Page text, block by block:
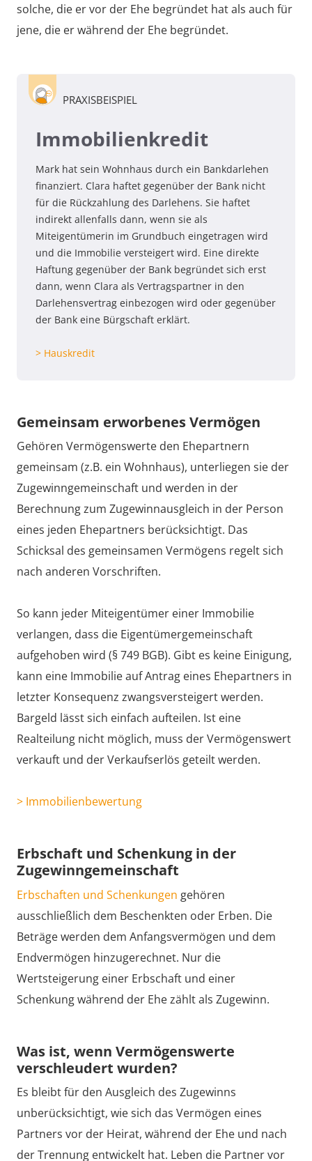
solche, die er vor der Ehe begründet hat als auch für
jene, die er während der Ehe begründet.
PRAXISBEISPIEL
Immobilienkredit
Mark hat sein Wohnhaus durch ein Bankdarlehen
finanziert. Clara haftet gegenüber der Bank nicht
für die Rückzahlung des Darlehens. Sie haftet
indirekt allenfalls dann, wenn sie als
Miteigentümerin im Grundbuch eingetragen wird
und die Immobilie versteigert wird. Eine direkte
Haftung gegenüber der Bank begründet sich erst
dann, wenn Clara als Vertragspartner in den
Darlehensvertrag einbezogen wird oder gegenüber
der Bank eine Bürgschaft erklärt.
> Hauskredit
Gemeinsam erworbenes Vermögen
Gehören Vermögenswerte den Ehepartnern
gemeinsam (z.B. ein Wohnhaus), unterliegen sie der
Zugewinngemeinschaft und werden in der
Berechnung zum Zugewinnausgleich in der Person
eines jeden Ehepartners berücksichtigt. Das
Schicksal des gemeinsamen Vermögens regelt sich
nach anderen Vorschriften.
So kann jeder Miteigentümer einer Immobilie
verlangen, dass die Eigentümergemeinschaft
aufgehoben wird (§ 749 BGB). Gibt es keine Einigung,
kann eine Immobilie auf Antrag eines Ehepartners in
letzter Konsequenz zwangsversteigert werden.
Bargeld lässt sich einfach aufteilen. Ist eine
Realteilung nicht möglich, muss der Vermögenswert
verkauft und der Verkaufserlös geteilt werden.
> Immobilienbewertung
Erbschaft und Schenkung in der
Zugewinngemeinschaft
Erbschaften und Schenkungen gehören
ausschließlich dem Beschenkten oder Erben. Die
Beträge werden dem Anfangsvermögen und dem
Endvermögen hinzugerechnet. Nur die
Wertsteigerung einer Erbschaft und einer
Schenkung während der Ehe zählt als Zugewinn.
Was ist, wenn Vermögenswerte
verschleudert wurden?
Es bleibt für den Ausgleich des Zugewinns
unberücksichtigt, wie sich das Vermögen eines
Partners vor der Heirat, während der Ehe und nach
der Trennung entwickelt hat. Leben die Partner vor